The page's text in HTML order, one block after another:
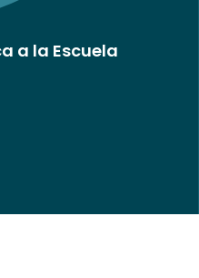
a la Escuela